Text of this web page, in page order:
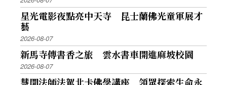
星光電影夜點亮中天寺 昆士蘭佛光童軍展才
藝
2026-08-07
新馬寺傳書香之旅 雲水書車開進麻坡校園
2026-08-07
慧開法師法駕北卡佛學講座 領眾探索生命永